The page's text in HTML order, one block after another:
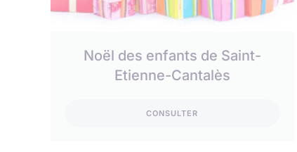
Noël des enfants de Saint-
Etienne-Cantalès
CONSULTER